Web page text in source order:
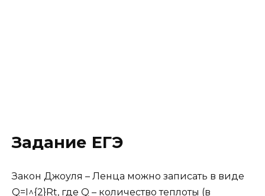
Задание ЕГЭ
Закон Джоуля – Ленца можно записать в виде
Q=I^{2}Rt, где Q – количество теплоты (в